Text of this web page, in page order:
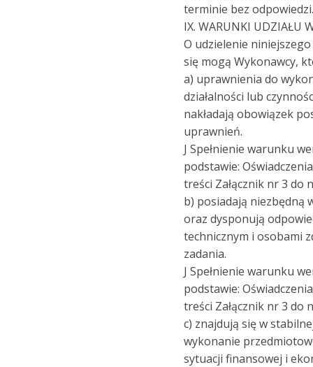
terminie bez
IX. WARUNKI UDZIAŁU
O udzielenie
się mogą Wykonawcy,
a) uprawnienia do
działalności lub
nakładają obowiązek
uprawnień.
J Spełnienie warunku
podstawie:
treści Załącznik nr 3 do
b) posiadają niezbędną
oraz dysponują
technicznym i osobami
zadania.
J Spełnienie warunku
podstawie:
treści Załącznik nr 3 do
c) znajdują się w
wykonanie
sytuacji finansowej i